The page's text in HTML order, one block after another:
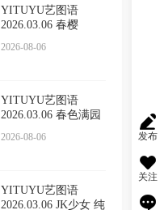
发布
关注
YITUYU艺图语
2026.03.06 春樱
2026-08-06
YITUYU艺图语
2026.03.06 春色满园
2026-08-06
YITUYU艺图语
2026.03.06 JK少女 纯